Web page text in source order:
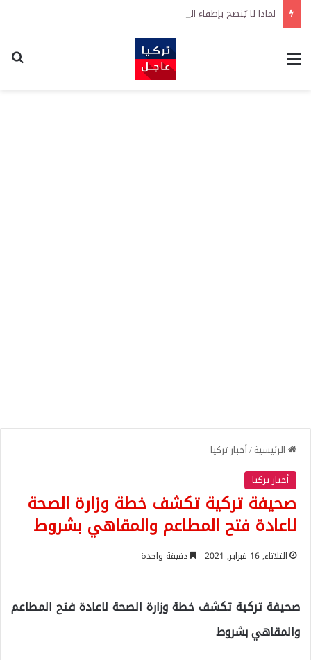
القائمة
الرئيسية/أخبار تركيا
أخبار تركيا
صحيفة تركية تكشف خطة وزارة الصحة
لاعادة فتح المطاعم والمقاهي بشروط
الثلاثاء, 16 فبراير, 2021 دقيقة واحدة
صحيفة تركية تكشف خطة وزارة الصحة لاعادة فتح المطاعم
والمقاهي بشروط